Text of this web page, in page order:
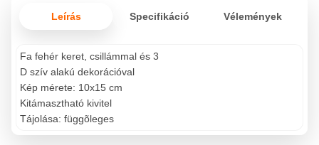
Leírás Specifikáció Vélemények
Fa fehér keret, csillámmal és 3
D szív alakú dekorációval
Kép mérete: 10x15 cm
Kitámasztható kivitel
Tájolása: függõleges